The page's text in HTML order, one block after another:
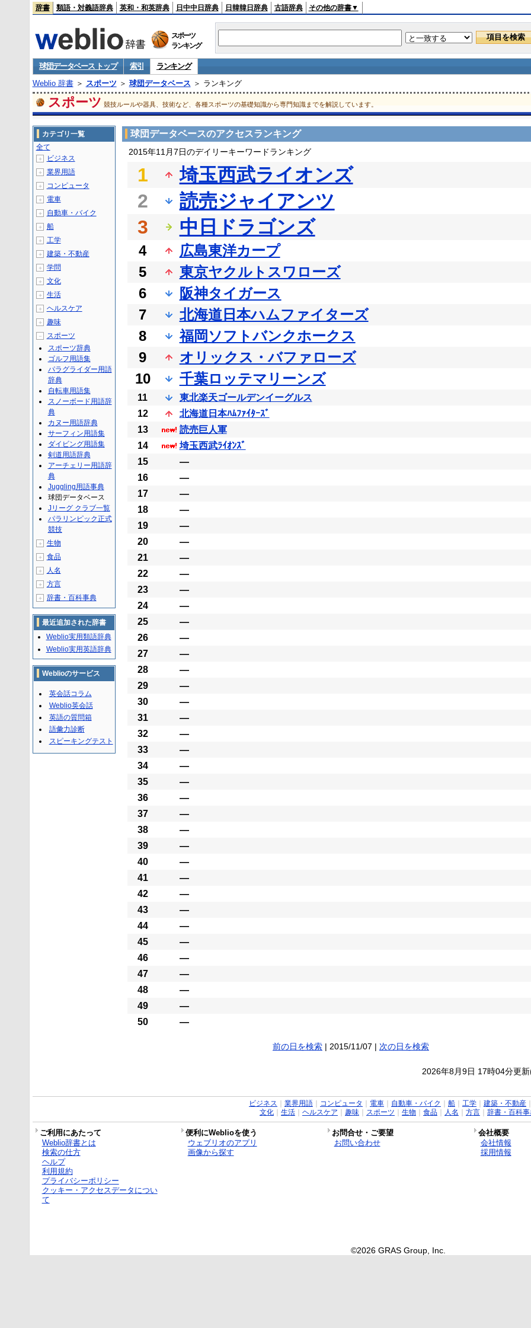
辞書 類語・対義語辞典 英和・和英辞典 日中中日辞典 日韓韓日辞典 古語辞典 その他の辞書▼
スポーツ
ランキング
球団データベース トップ 索引
ランキング
Weblio 辞書＞ スポーツ ＞ 球団データベース ＞ ランキング
スポーツ 競技ルールや器具、技術など、各種スポーツの基礎知識から専門知識までを解説しています。
球団データベースのアクセスランキング
2015年11月7日のデイリーキーワードランキング
1
埼玉西武ライオンズ
2
読売ジャイアンツ
3
中日ドラゴンズ
4
広島東洋カープ
5
東京ヤクルトスワローズ
6
阪神タイガース
7
北海道日本ハムファイターズ
8
福岡ソフトバンクホークス
9
オリックス・バファローズ
10
千葉ロッテマリーンズ
11
東北楽天ゴールデンイーグルス
12
北海道日本ﾊﾑﾌｧｲﾀｰｽﾞ
13
読売巨人軍
14
埼玉西武ﾗｲｵﾝｽﾞ
15
―
16
―
17
―
18
―
19
―
20
―
21
―
22
―
23
―
24
―
25
―
26
―
27
―
28
―
29
―
30
―
31
―
32
―
33
―
34
―
35
―
36
―
37
―
38
―
39
―
40
―
41
―
42
―
43
―
44
―
45
―
46
―
47
―
48
―
49
―
50
―
前の日を検索| 2015/11/07 | 次の日を検索
2026年8月9日 17時04分更
カテゴリ一覧
全て
＋ ビジネス
＋ 業界用語
＋ コンピュータ
＋ 電車
＋ 自動車・バイク
＋ 船
＋ 工学
＋ 建築・不動産
＋ 学問
＋ 文化
＋ 生活
＋ ヘルスケア
＋ 趣味
－
スポーツ
スポーツ辞典
ゴルフ用語集
パラグライダー用語
辞典
自転車用語集
スノーボード用語辞
典
カヌー用語辞典
サーフィン用語集
ダイビング用語集
剣道用語辞典
アーチェリー用語辞
典
Juggling用語事典
球団データベース
Jリーグ クラブ一覧
パラリンピック正式
競技
＋ 生物
＋ 食品
＋ 人名
＋ 方言
＋ 辞書・百科事典
最近追加された辞書
Weblio実用類語辞典
Weblio実用英語辞典
Weblioのサービス
英会話コラム
Weblio英会話
英語の質問箱
語彙力診断
スピーキングテスト
ビジネス 業界用語｜ コンピュータ 電車｜ 自動車・バイク 船｜ 工学｜ 建築・不動産｜
文化｜ 生活｜ ヘルスケア 趣味｜ スポーツ 生物 食品｜ 人名 方言｜ 辞書・百科事
ご利用にあたって 便利にWeblioを使う お問合せ・ご要望 会社概要
Weblio辞書とは
検索の仕方
ヘルプ
利用規約
プライバシーポリシー
クッキー・アクセスデータについ
て
ウェブリオのアプリ
画像から探す
お問い合わせ
会社情報
採用情報
©2026 GRAS Group, Inc.